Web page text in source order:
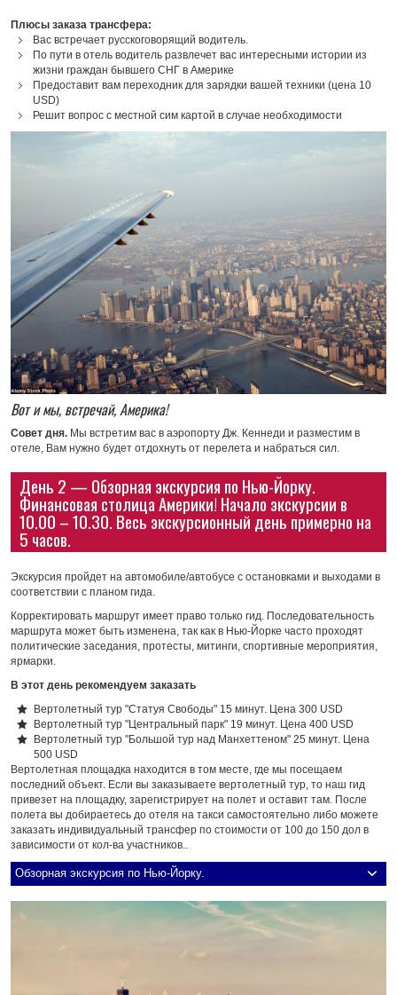
Плюсы заказа трансфера:
Вас встречает русскоговорящий водитель.
По пути в отель водитель развлечет вас интересными истории из
жизни граждан бывшего СНГ в Америке
Предоставит вам переходник для зарядки вашей техники (цена 10
USD)
Решит вопрос с местной сим картой в случае необходимости
Вот и мы, встречай, Америка!
Совет дня. Мы встретим вас в аэропорту Дж. Кеннеди и разместим в
отеле, Вам нужно будет отдохнуть от перелета и набраться сил.
День 2 — Обзорная экскурсия по Нью-Йорку.
Финансовая столица Америки! Начало экскурсии в
10.00 – 10.30. Весь экскурсионный день примерно на
5 часов.
Экскурсия пройдет на автомобиле/автобусе с остановками и выходами в
соответствии с планом гида.
Корректировать маршрут имеет право только гид. Последовательность
маршрута может быть изменена, так как в Нью-Йорке часто проходят
политические заседания, протесты, митинги, спортивные мероприятия,
ярмарки.
В этот день рекомендуем заказать
Вертолетный тур "Статуя Свободы" 15 минут. Цена 300 USD
Вертолетный тур "Центральный парк" 19 минут. Цена 400 USD
Вертолетный тур "Большой тур над Манхеттеном" 25 минут. Цена
500 USD
Вертолетная площадка находится в том месте, где мы посещаем
последний объект. Если вы заказываете вертолетный тур, то наш гид
привезет на площадку, зарегистрирует на полет и оставит там. После
полета вы добираетесь до отеля на такси самостоятельно либо можете
заказать индивидуальный трансфер по стоимости от 100 до 150 дол в
зависимости от кол-ва участников..
Обзорная экскурсия по Нью-Йорку.